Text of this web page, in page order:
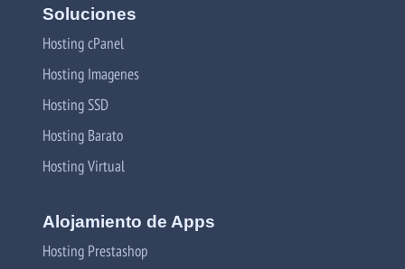
Soluciones
Hosting cPanel
Hosting Imagenes
Hosting SSD
Hosting Barato
Hosting Virtual
Alojamiento de Apps
Hosting Prestashop